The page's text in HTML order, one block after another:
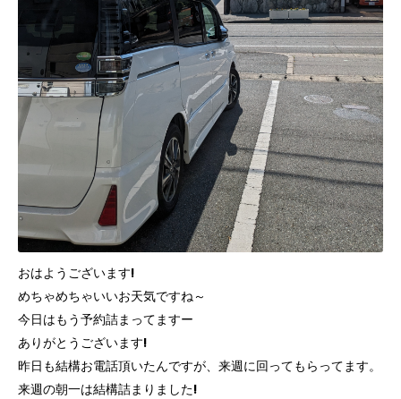
おはようございます!
めちゃめちゃいいお天気ですね～
今日はもう予約詰まってますー
ありがとうございます!
昨日も結構お電話頂いたんですが、来週に回ってもらってます。
来週の朝一は結構詰まりました!